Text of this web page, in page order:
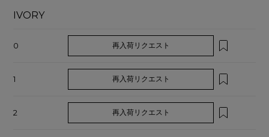
IVORY
0 再入荷リクエスト
1 再入荷リクエスト
2 再入荷リクエスト